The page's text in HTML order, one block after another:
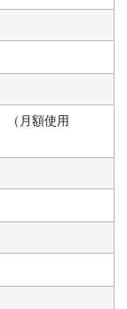
（月額使用